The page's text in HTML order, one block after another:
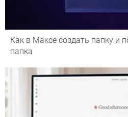
Как в Максе создать папку и
папка